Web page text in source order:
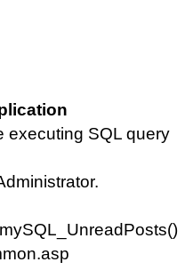
executing SQL query